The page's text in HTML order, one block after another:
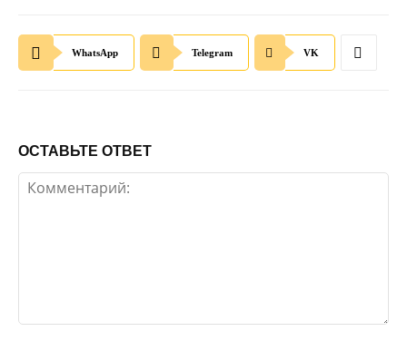
WhatsApp Telegram VK
ОСТАВЬТЕ ОТВЕТ